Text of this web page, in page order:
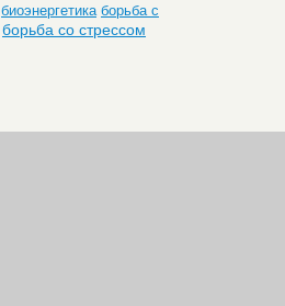
биоэнергетика борьба с
борьба со стрессом